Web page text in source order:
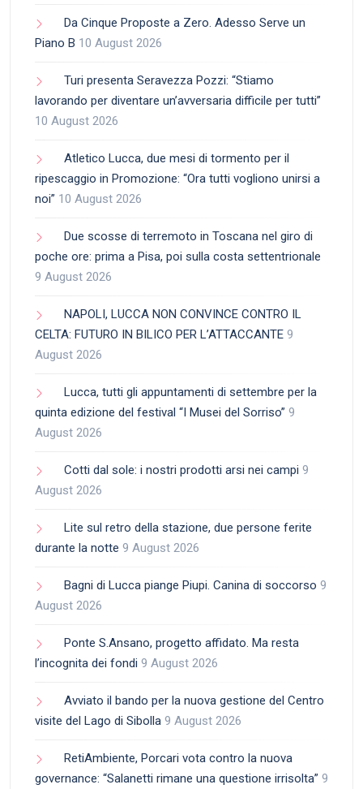
Da Cinque Proposte a Zero. Adesso Serve un
Piano B 10 August 2026
Turi presenta Seravezza Pozzi: “Stiamo
lavorando per diventare un’avversaria difficile per tutti”
10 August 2026
Atletico Lucca, due mesi di tormento per il
ripescaggio in Promozione: “Ora tutti vogliono unirsi a
noi” 10 August 2026
Due scosse di terremoto in Toscana nel giro di
poche ore: prima a Pisa, poi sulla costa settentrionale
9 August 2026
NAPOLI, LUCCA NON CONVINCE CONTRO IL
CELTA: FUTURO IN BILICO PER L’ATTACCANTE 9
August 2026
Lucca, tutti gli appuntamenti di settembre per la
quinta edizione del festival “I Musei del Sorriso” 9
August 2026
Cotti dal sole: i nostri prodotti arsi nei campi 9
August 2026
Lite sul retro della stazione, due persone ferite
durante la notte 9 August 2026
Bagni di Lucca piange Piupi. Canina di soccorso 9
August 2026
Ponte S.Ansano, progetto affidato. Ma resta
l’incognita dei fondi 9 August 2026
Avviato il bando per la nuova gestione del Centro
visite del Lago di Sibolla 9 August 2026
RetiAmbiente, Porcari vota contro la nuova
governance: “Salanetti rimane una questione irrisolta” 9